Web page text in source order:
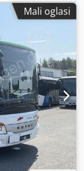
Mali oglasi